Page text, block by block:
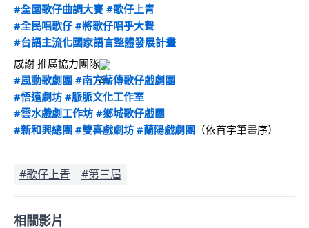
#全國歌仔曲調大賽 #歌仔上青
#全民唱歌仔 #將歌仔唱乎大聲
#台語主流化國家語言整體發展計畫
感謝 推廣協力團隊
#風動歌劇團 #南方薪傳歌仔戲劇團
#悟遠劇坊 #脈脈文化工作室
#雲水戲劇工作坊 #鄉城歌仔戲團
#新和興總團 #雙喜戲劇坊 #蘭陽戲劇團 （依首字筆畫序）
#歌仔上青 #第三屆
相關影片